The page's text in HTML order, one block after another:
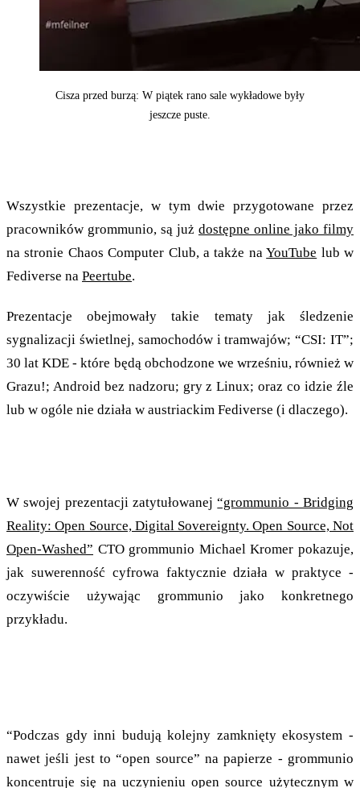
Cisza przed burzą: W piątek rano sale wykładowe były
jeszcze puste.
Wszystkie prezentacje, w tym dwie przygotowane przez
pracowników grommunio, są już dostępne online jako filmy
na stronie Chaos Computer Club, a także naYouTube lub w
Fediverse na Peertube.
Prezentacje obejmowały takie tematy jak śledzenie
sygnalizacji świetlnej, samochodów i tramwajów; “CSI: IT”;
30 lat KDE - które będą obchodzone we wrześniu, również w
Grazu!; Android bez nadzoru; gry z Linux; oraz co idzie źle
lub w ogóle nie działa w austriackim Fediverse (i dlaczego).
W swojej prezentacji zatytułowanej“grommunio - Bridging
Reality: Open Source, Digital Sovereignty. Open Source, Not
Open-Washed” CTO grommunio Michael Kromer pokazuje,
jak suwerenność cyfrowa faktycznie działa w praktyce -
oczywiście używając grommunio jako konkretnego
przykładu.
“Podczas gdy inni budują kolejny zamknięty ekosystem -
nawet jeśli jest to “open source” na papierze - grommunio
koncentruje się na uczynieniu open source użytecznym w